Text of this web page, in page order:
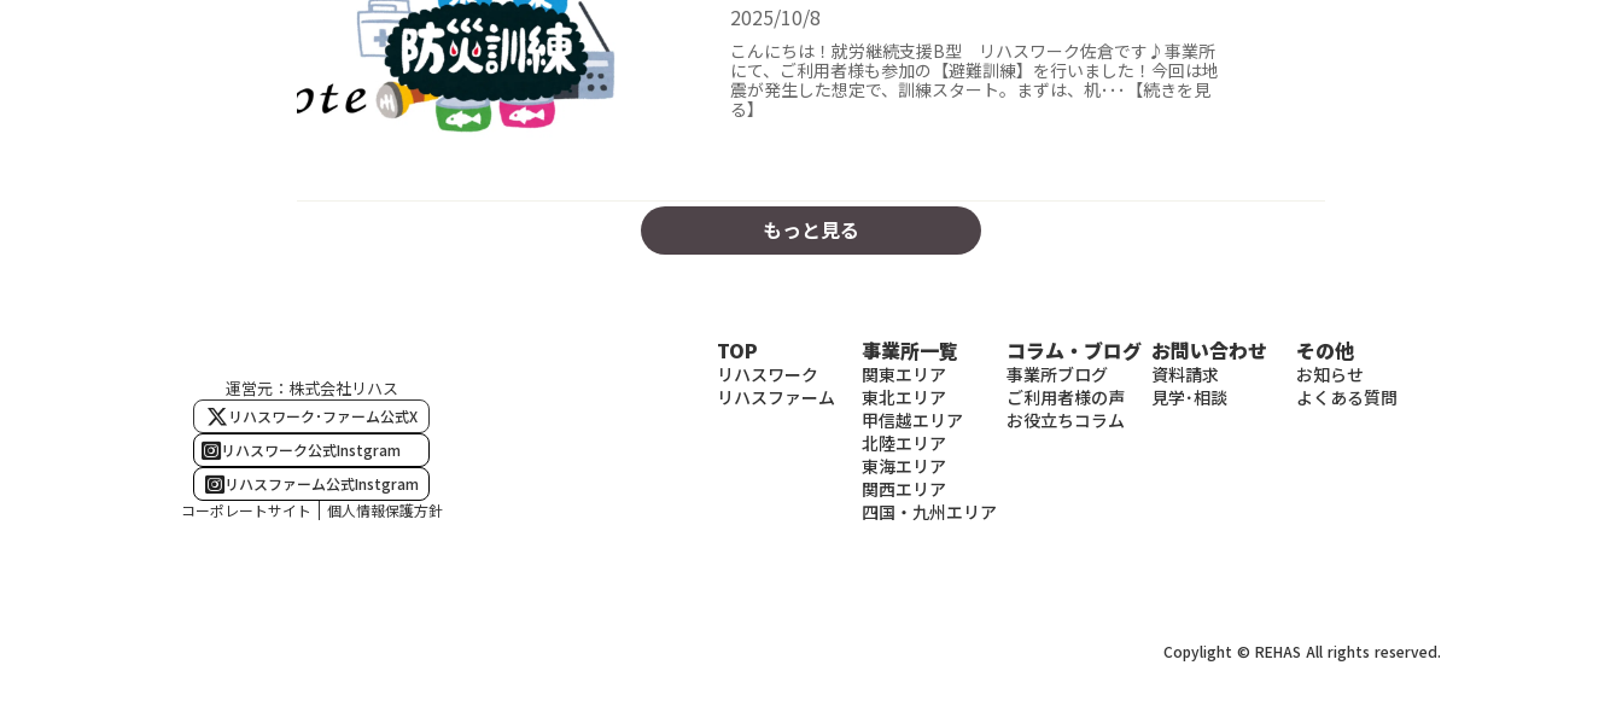
2025/10/8
こんにちは！就労継続支援B型 リハスワーク佐倉です♪事業所
にて、ご利用者様も参加の【避難訓練】を行いました！今回は地
震が発生した想定で、訓練スタート。まずは、机･･･【続きを見
る】
もっと見る
運営元：株式会社リハス
リハスワーク･ファーム公式X
リハスワーク公式Instgram
リハスファーム公式Instgram
コーポレートサイト
個人情報保護方針
TOP
リハスワーク
リハスファーム
事業所一覧
関東エリア
東北エリア
甲信越エリア
北陸エリア
東海エリア
関西エリア
四国・九州エリア
コラム・ブログ
事業所ブログ
ご利用者様の声
お役立ちコラム
お問い合わせ
資料請求
見学･相談
その他
お知らせ
よくある質問
Copylight © REHAS All rights reserved.